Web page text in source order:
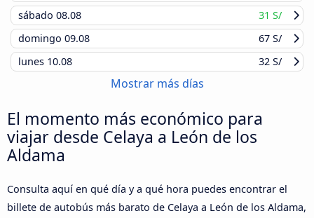
sábado 08.08
31 S/
domingo 09.08
67 S/
lunes 10.08 32 S/
Mostrar más días
El momento más económico para
viajar desde Celaya a León de los
Aldama
Consulta aquí en qué día y a qué hora puedes encontrar el
billete de autobús más barato de Celaya a León de los Aldama,